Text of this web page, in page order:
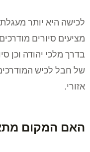
לכישה היא יותר
מציעים סיורים
בדרך מלכי יהודה וכן
של חבל לכיש
אזורי.
האם המקום